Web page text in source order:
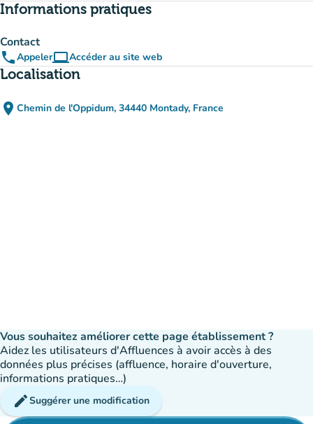
Informations pratiques
Contact
phoneAppelercomputerAccéder au site web
(nouvel onglet)
Localisation
place Chemin de l'Oppidum, 34440 Montady, France
(ouvrir dans Google Maps)
(nouvel onglet)
Vous souhaitez améliorer cette page établissement ?
Aidez les utilisateurs d'Affluences à avoir accès à des
données plus précises (affluence, horaire d'ouverture,
informations pratiques…)
editSuggérer une modification